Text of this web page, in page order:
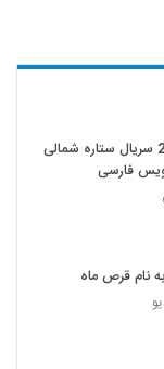
دانلود قسمت 26 سریال ستاره شمالی
فارسی
نام قرص ماه